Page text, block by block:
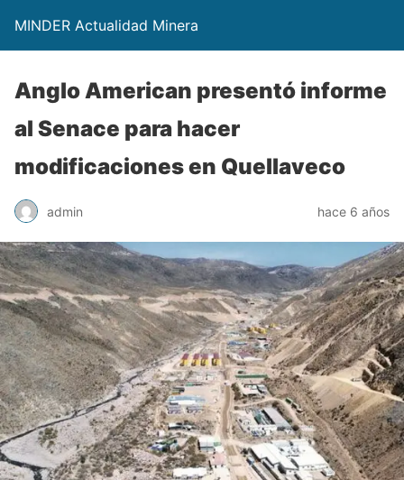
MINDER Actualidad Minera
Anglo American presentó informe
al Senace para hacer
modificaciones en Quellaveco
admin hace 6 años